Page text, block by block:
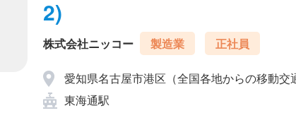
2)
株式会社ニッコー 製造業 正社員
愛知県名古屋市港区（全国各地からの移動交
東海通駅